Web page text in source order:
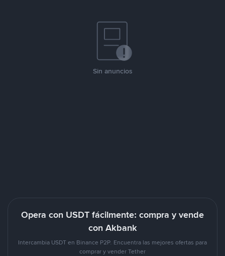
Sin anuncios
Opera con USDT fácilmente: compra y vende
con Akbank
Intercambia USDT en Binance P2P. Encuentra las mejores ofertas para
comprar y vender Tether